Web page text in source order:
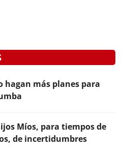
hagan más planes para
Míos, para tiempos de
de incertidumbres